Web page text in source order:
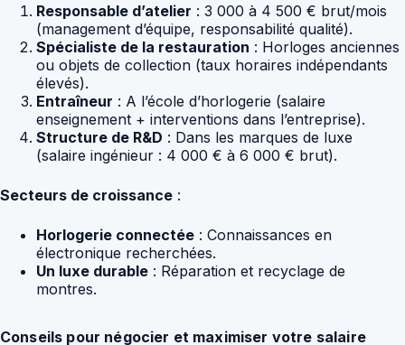
Responsable d’atelier : 3 000 à 4 500 € brut/mois
(management d’équipe, responsabilité qualité).
Spécialiste de la restauration : Horloges anciennes
ou objets de collection (taux horaires indépendants
élevés).
Entraîneur : A l’école d’horlogerie (salaire
enseignement + interventions dans l’entreprise).
Structure de R&D : Dans les marques de luxe
(salaire ingénieur : 4 000 € à 6 000 € brut).
Secteurs de croissance :
Horlogerie connectée : Connaissances en
électronique recherchées.
Un luxe durable : Réparation et recyclage de
montres.
Conseils pour négocier et maximiser votre salaire